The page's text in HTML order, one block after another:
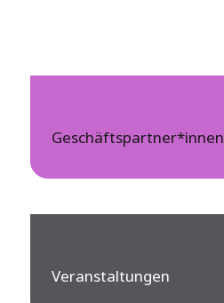
Geschäftspartner*innen
Veranstaltungen